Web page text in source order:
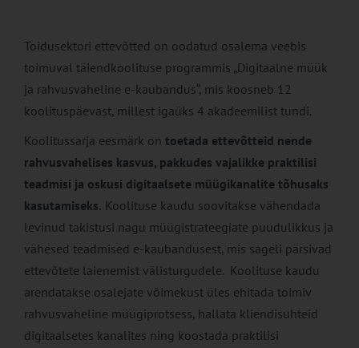
Toidusektori ettevõtted on oodatud osalema veebis
toimuval täiendkoolituse programmis „Digitaalne müük
ja rahvusvaheline e-kaubandus“, mis koosneb 12
koolituspäevast, millest igaüks 4 akadeemilist tundi.
Koolitussarja eesmärk on toetada ettevõtteid nende
rahvusvahelises kasvus, pakkudes vajalikke praktilisi
teadmisi ja oskusi digitaalsete müügikanalite tõhusaks
kasutamiseks. Koolituse kaudu soovitakse vähendada
levinud takistusi nagu müügistrateegiate puudulikkus ja
vähesed teadmised e-kaubandusest, mis sageli pärsivad
ettevõtete laienemist välisturgudele. Koolituse kaudu
arendatakse osalejate võimekust üles ehitada toimiv
rahvusvaheline müügiprotsess, hallata kliendisuhteid
digitaalsetes kanalites ning koostada praktilisi